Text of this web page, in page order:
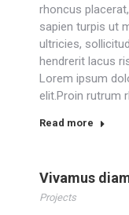
rhoncus
sapien turpis ut
ultricies,
hendrerit lacus
Lorem ipsum
elit.Proin rutrum
Read more
Vivamus
Projects